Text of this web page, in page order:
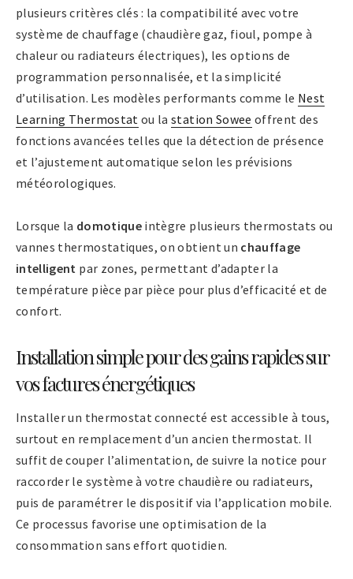
plusieurs critères clés : la compatibilité avec votre
système de chauffage (chaudière gaz, fioul, pompe à
chaleur ou radiateurs électriques), les options de
programmation personnalisée, et la simplicité
d’utilisation. Les modèles performants comme le Nest
Learning Thermostat ou lastation Sowee offrent des
fonctions avancées telles que la détection de présence
et l’ajustement automatique selon les prévisions
météorologiques.
Lorsque la domotique intègre plusieurs thermostats ou
vannes thermostatiques, on obtient un chauffage
intelligent par zones, permettant d’adapter la
température pièce par pièce pour plus d’efficacité et de
confort.
Installation simple pour des gains rapides sur
vos factures énergétiques
Installer un thermostat connecté est accessible à tous,
surtout en remplacement d’un ancien thermostat. Il
suffit de couper l’alimentation, de suivre la notice pour
raccorder le système à votre chaudière ou radiateurs,
puis de paramétrer le dispositif via l’application mobile.
Ce processus favorise une optimisation de la
consommation sans effort quotidien.